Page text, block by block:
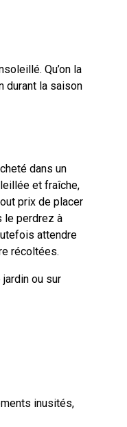
Qu’on la
durant la saison
dans un
et fraîche,
prix de placer
le perdrez à
attendre
récoltées.
ou sur
inusités,